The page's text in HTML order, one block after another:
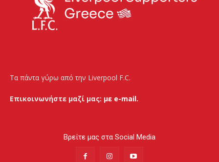
Τα πάντα γύρω από την Liverpool F.C.
Επικοινωνήστε μαζί μας: με e-mail.
Βρείτε μας στα Social Media